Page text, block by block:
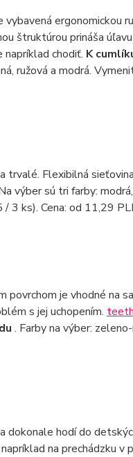
ergonomickou
štruktúrou prináša
chodiť. K
ružová a modrá.
Flexibilná
výber sú tri farby:
3 ks). Cena: od 11,29
je vhodné na
s jej uchopením.
. Farby na výber:
hodí do
na prechádzku v